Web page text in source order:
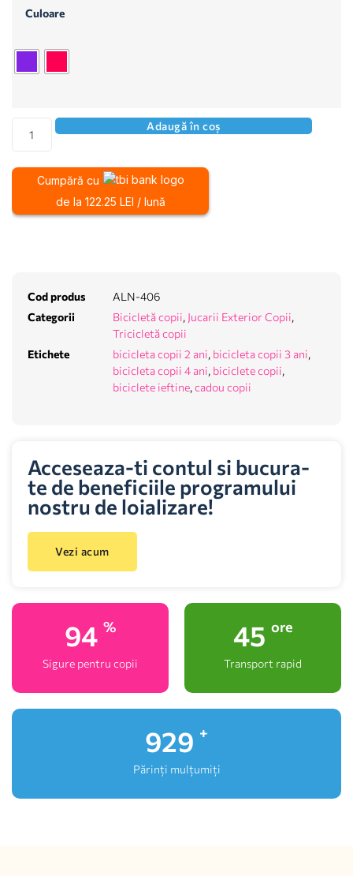
Culoare
Adaugă în coș
Cumpără cu
de la 122.25 LEI / lună
Cod produs
ALN-406
Categorii
Bicicletă copii, Jucarii Exterior Copii,
Tricicletă copii
Etichete
bicicleta copii 2 ani, bicicleta copii 3 ani,
bicicleta copii 4 ani, biciclete copii,
biciclete ieftine, cadou copii
Acceseaza-ti contul si bucura-
te de beneficiile programului
nostru de loializare!
Vezi acum
100 %
Sigure pentru copii
48 ore
Transport rapid
1,000
Părinți mulțumiți